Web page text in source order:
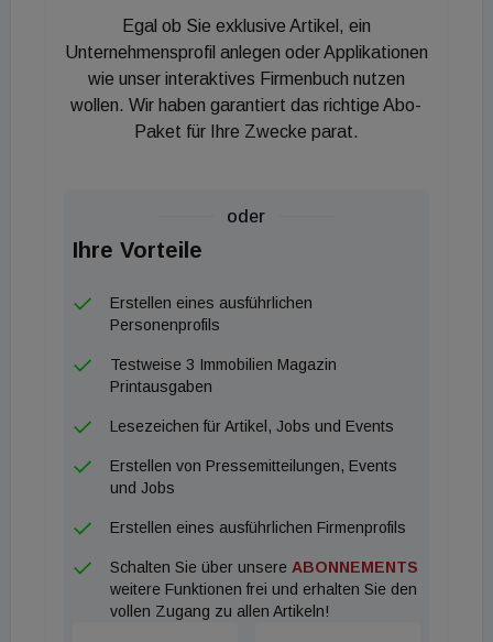
Die Krise zog weitreichende Konsequenzen für
globale Kapitalströme und Rohstoffmärkte nach
sich. JPMorgan betont allerdings, dass die Erholung
ungleichmäßig verlaufen dürfte. Während die
Überangebot und rückläufiger
Bevölkerungsentwicklung unter Druck. Das
in Tier-3- und Tier-4-Städten werde noch Jahre
andauern.
Für österreichische Investoren und
Projektentwickler mit Asien-Exposure ergibt sich
China könnte die globale Nachfrage nach
könnten sich für institutionelle Anleger selektiv
wieder Einstiegsmöglichkeiten in chinesische
Egal ob Sie exklusive Artikel, ein
Unternehmensprofil anlegen oder Applikationen
wie unser interaktives Firmenbuch nutzen
wollen. Wir haben garantiert das richtige Abo-
Paket für Ihre Zwecke parat.
oder
Ihre Vorteile
Erstellen eines ausführlichen
Personenprofils
Testweise 3 Immobilien Magazin
Printausgaben
Lesezeichen für Artikel, Jobs und Events
Erstellen von Pressemitteilungen, Events
und Jobs
Erstellen eines ausführlichen Firmenprofils
Schalten Sie über unsere ABONNEMENTS
weitere Funktionen frei und erhalten Sie den
vollen Zugang zu allen Artikeln!